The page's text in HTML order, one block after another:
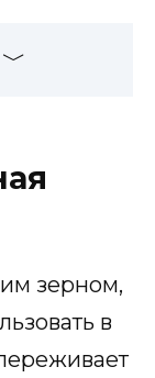
зерном,
в